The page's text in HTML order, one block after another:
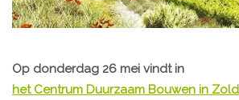
Op donderdag 26 mei vindt in
het Centrum Duurzaam Bouwen in